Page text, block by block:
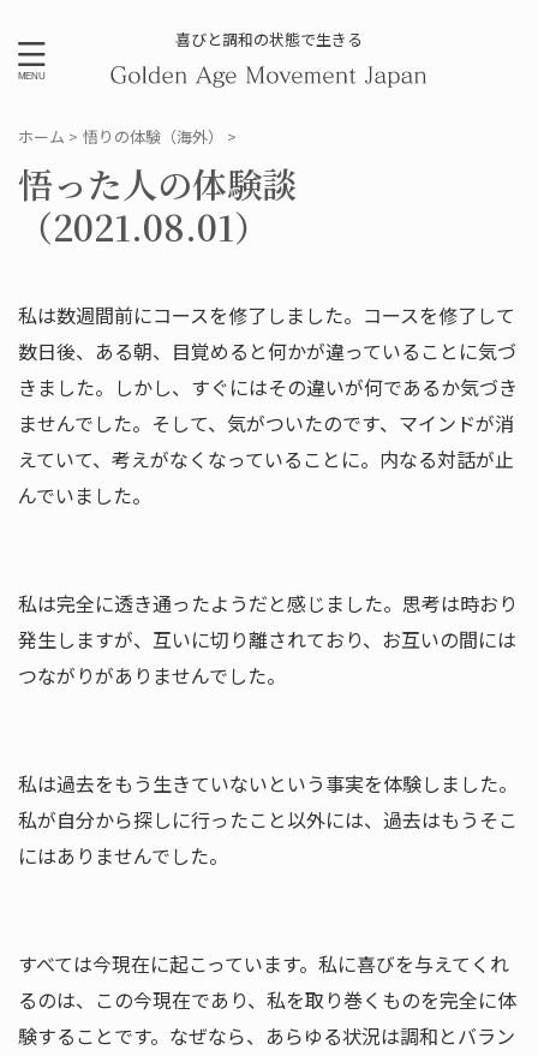
喜びと調和の状態で生きる
ホーム > 悟りの体験（海外） >
悟った人の体験談
（2021.08.01）
私は数週間前にコースを修了しました。コースを修了して
数日後、 ある朝、目覚めると何かが違っていることに気づ
きました。しかし、すぐにはその違いが何であるか気づき
ませんでした。そして、 気がついたのです、マインドが消
えていて、考えがなくなっている ことに。内なる対話が止
んでいました。
私は完全に透き通ったようだと感じました。思考は時おり
発生しますが、互いに切り離されており、お互いの間には
つながりがありませんでした。
私は過去をもう生きていないという事実を体験しました。
私が自分から探しに行ったこと以外には、過去はもうそこ
にはありませんでした。
すべては今現在に起こっています。私に喜びを与えてくれ
るのは、 この今現在であり、私を取り巻くものを完全に体
験することです。 なぜなら、あらゆる状況は調和とバラン